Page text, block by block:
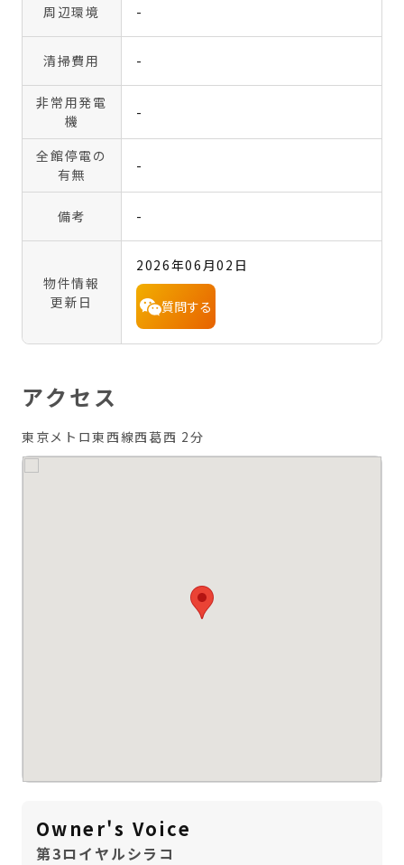
周辺環境 -
清掃費用 -
非常用発電
機
-
全館停電の
有無
-
備考 -
物件情報
更新日
2026年06月02日
質問する
アクセス
東京メトロ東西線西葛西 2分
Owner's Voice
第3ロイヤルシラコ